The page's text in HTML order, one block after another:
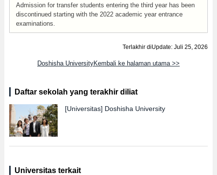
Admission for transfer students entering the third year has been
discontinued starting with the 2022 academic year entrance
examinations.
Terlakhir diUpdate: Juli 25, 2026
Doshisha UniversityKembali ke halaman utama >>
Daftar sekolah yang terakhir diliat
[Universitas] Doshisha University
Universitas terkait